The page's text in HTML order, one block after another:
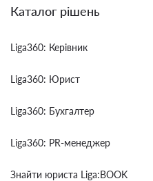
Каталог рішень
Liga360: Керівник
Liga360: Юрист
Liga360: Бухгалтер
Liga360: PR-менеджер
Знайти юриста Liga:BOOK